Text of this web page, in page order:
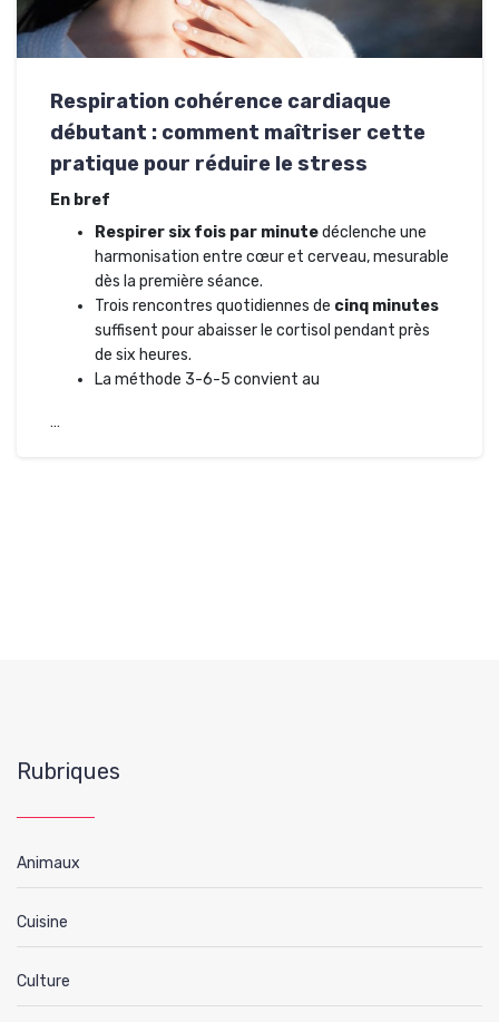
Respiration cohérence cardiaque
débutant : comment maîtriser cette
pratique pour réduire le stress
En bref
Respirer six fois par minutedéclenche une
harmonisation entre cœur et cerveau, mesurable
dès la première séance.
Trois rencontres quotidiennes de cinq minutes
suffisent pour abaisser le cortisol pendant près
de six heures.
La méthode 3-6-5 convient au
…
Rubriques
Animaux
Cuisine
Culture